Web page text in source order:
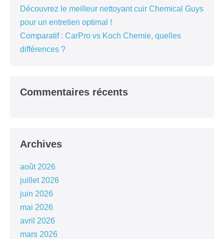
Découvrez le meilleur nettoyant cuir Chemical Guys
pour un entretien optimal !
Comparatif : CarPro vs Koch Chemie, quelles
différences ?
Commentaires récents
Archives
août 2026
juillet 2026
juin 2026
mai 2026
avril 2026
mars 2026